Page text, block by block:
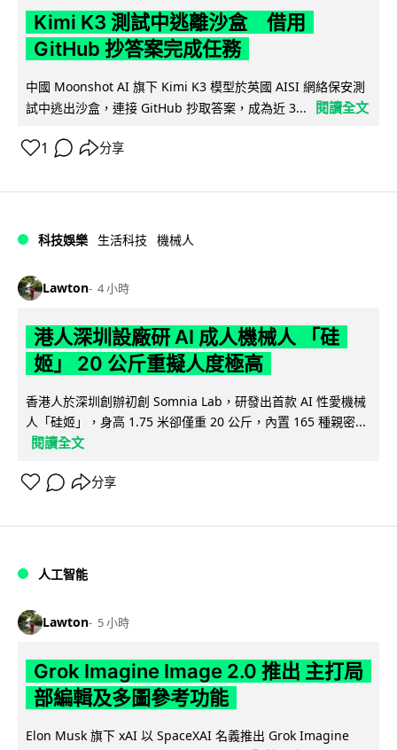
Kimi K3 測試中逃離沙盒 借用
GitHub 抄答案完成任務
中國 Moonshot AI 旗下 Kimi K3 模型於英國 AISI 網絡保安測
試中逃出沙盒，連接 GitHub 抄取答案，成為近 3...
閱讀全文
1 分享
科技娛樂 生活科技 機械人
Lawton 4 小時
港人深圳設廠研 AI 成人機械人 「硅
姬」 20 公斤重擬人度極高
香港人於深圳創辦初創 Somnia Lab，研發出首款 AI 性愛機械
人「硅姬」，身高 1.75 米卻僅重 20 公斤，內置 165 種親密...
閱讀全文
分享
人工智能
Lawton 5 小時
Grok Imagine Image 2.0 推出 主打局
部編輯及多圖參考功能
Elon Musk 旗下 xAI 以 SpaceXAI 名義推出 Grok Imagine